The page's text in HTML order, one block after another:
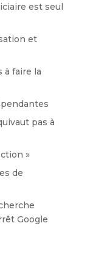
est seul
et
à faire la
pas à
»
de
Google